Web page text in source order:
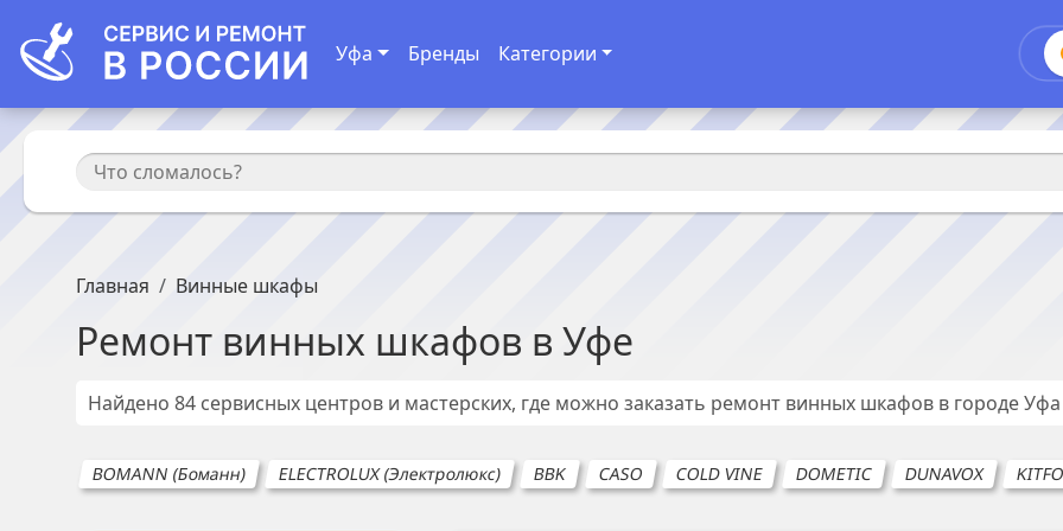
Уфа Бренды Категории
Главная Винные шкафы
Ремонт винных шкафов в Уфе
Найдено 84 сервисных центров и мастерских, где можно заказать ремонт винных шкафов в городеУфа
BOMANN (Боманн) ELECTROLUX (Электролюкс) BBK CASO COLD VINE DOMETIC DUNAVOX